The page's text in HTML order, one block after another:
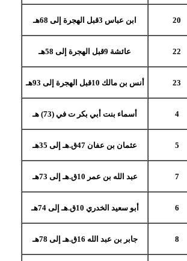
20 ابن عباس 3قبل الهجرة إلى 68هـ
22 عائشة 9قبل الهجرة إلى 58هـ
23 أنس بن مالك 10قبل الهجرة إلى 93هـ
4 أسماء بنت أبي بكر ت في (73) هـ
5 عثمان بن عفان 47ق.هـ إلى 35هـ
7 عبد الله بن عمر 10ق.هـ إلى 73هـ
6 أبو سعيد الخدري 10ق.هـ إلى 74هـ
8 جابر بن عبد الله 16ق.هـ إلى 78هـ